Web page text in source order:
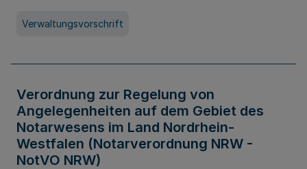
Verwaltungsvorschrift
Verordnung zur Regelung von
Angelegenheiten auf dem Gebiet des
Notarwesens im Land Nordrhein-
Westfalen (Notarverordnung NRW -
NotVO NRW)